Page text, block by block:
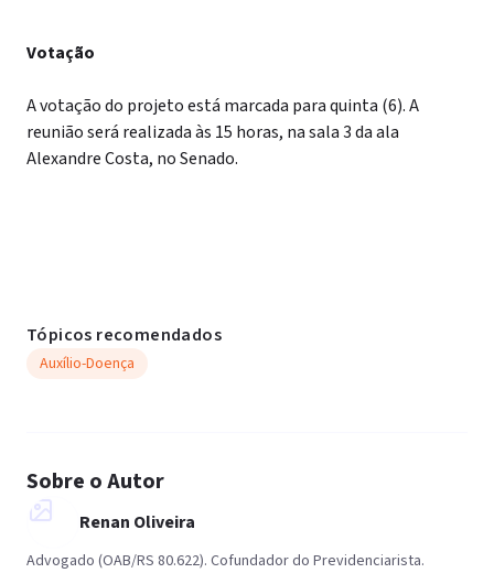
Votação
A votação do projeto está marcada para quinta (6). A
reunião será realizada às 15 horas, na sala 3 da ala
Alexandre Costa, no Senado.
Tópicos recomendados
Auxílio-Doença
Sobre o Autor
Renan Oliveira
Advogado (OAB/RS 80.622). Cofundador do Previdenciarista.